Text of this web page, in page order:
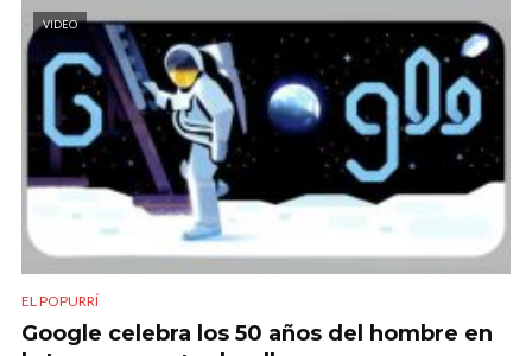
VIDEO
EL POPURRÍ
Google celebra los 50 años del hombre en